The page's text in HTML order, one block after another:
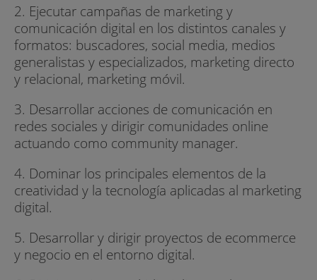
2. Ejecutar campañas de marketing y
comunicación digital en los distintos canales y
formatos: buscadores, social media, medios
generalistas y especializados, marketing directo
y relacional, marketing móvil.
3. Desarrollar acciones de comunicación en
redes sociales y dirigir comunidades online
actuando como community manager.
4. Dominar los principales elementos de la
creatividad y la tecnología aplicadas al marketing
digital.
5. Desarrollar y dirigir proyectos de ecommerce
y negocio en el entorno digital.